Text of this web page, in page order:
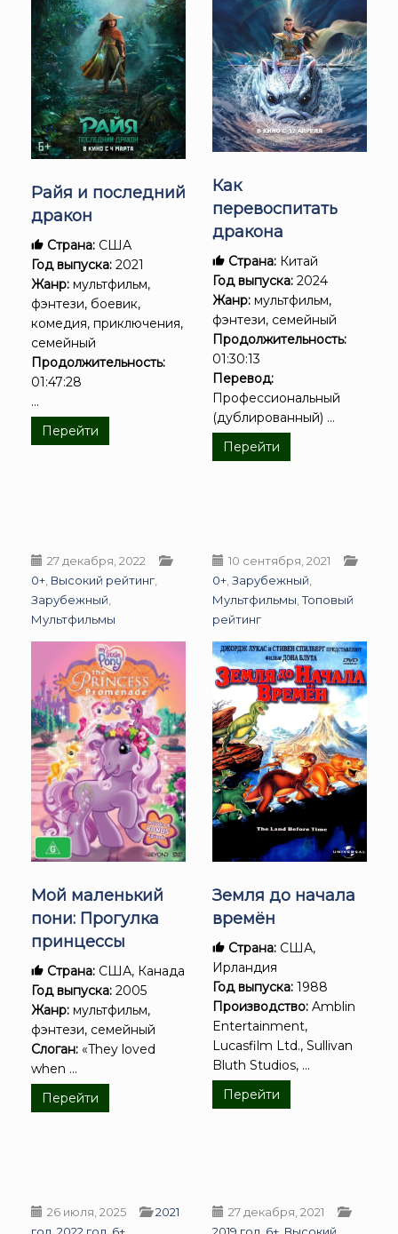
Райя и последний
дракон
Страна: США
Год выпуска: 2021
Жанр: мультфильм,
фэнтези, боевик,
комедия, приключения,
семейный
Продолжительность:
01:47:28
...
Перейти
Как
перевоспитать
дракона
Страна: Китай
Год выпуска: 2024
Жанр: мультфильм,
фэнтези, семейный
Продолжительность:
01:30:13
Перевод:
Профессиональный
(дублированный) ...
Перейти
27 декабря, 2022
0+ Высокий рейтинг
Зарубежный
Мультфильмы
Мой маленький
пони: Прогулка
принцессы
Страна: США, Канада
Год выпуска: 2005
Жанр: мультфильм,
фэнтези, семейный
Слоган: «They loved
when ...
Перейти
10 сентября, 2021
0+ Зарубежный
Мультфильмы ,Топовый
рейтинг
Земля до начала
времён
Страна: США,
Ирландия
Год выпуска: 1988
Производство: Amblin
Entertainment,
Lucasfilm Ltd., Sullivan
Bluth Studios, ...
Перейти
26 июля, 2025
2021
27 декабря, 2021